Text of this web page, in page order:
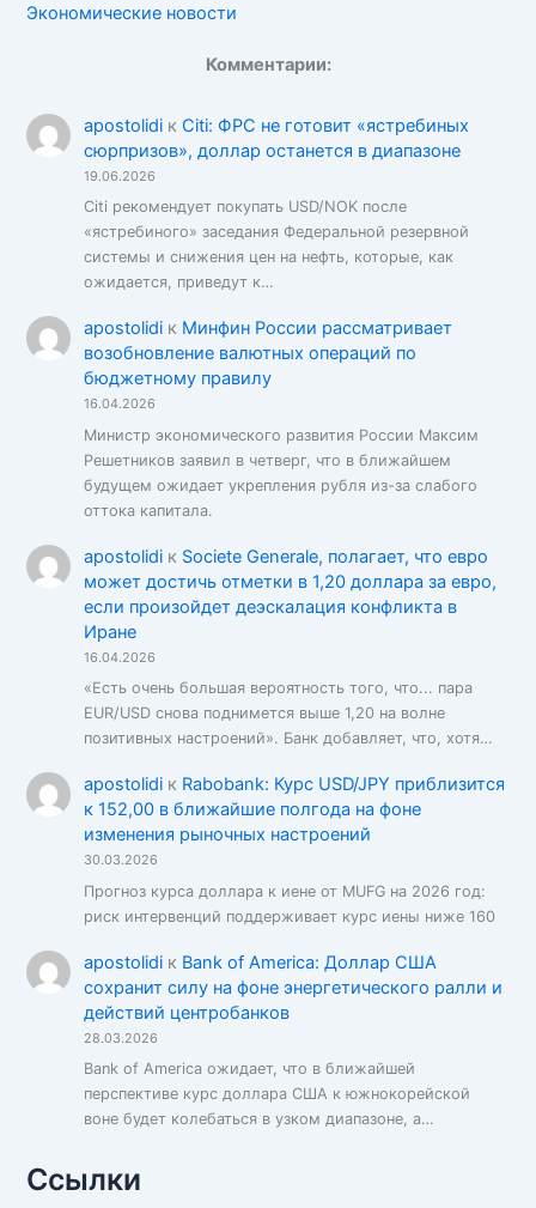
Экономические новости
Комментарии:
apostolidiк Citi: ФРС не готовит «ястребиных
сюрпризов», доллар останется в диапазоне
19.06.2026
Citi рекомендует покупать USD/NOK после
«ястребиного» заседания Федеральной резервной
системы и снижения цен на нефть, которые, как
ожидается, приведут к…
apostolidiк Минфин России рассматривает
возобновление валютных операций по
бюджетному правилу
16.04.2026
Министр экономического развития России Максим
Решетников заявил в четверг, что в ближайшем
будущем ожидает укрепления рубля из-за слабого
оттока капитала.
apostolidiк Societe Generale, полагает, что евро
может достичь отметки в 1,20 доллара за евро,
если произойдет деэскалация конфликта в
Иране
16.04.2026
«Есть очень большая вероятность того, что... пара
EUR/USD снова поднимется выше 1,20 на волне
позитивных настроений». Банк добавляет, что, хотя…
apostolidiк Rabobank: Курс USD/JPY приблизится
к 152,00 в ближайшие полгода на фоне
изменения рыночных настроений
30.03.2026
Прогноз курса доллара к иене от MUFG на 2026 год:
риск интервенций поддерживает курс иены ниже 160
apostolidiк Bank of America: Доллар США
сохранит силу на фоне энергетического ралли и
действий центробанков
28.03.2026
Bank of America ожидает, что в ближайшей
перспективе курс доллара США к южнокорейской
воне будет колебаться в узком диапазоне, а…
Ссылки